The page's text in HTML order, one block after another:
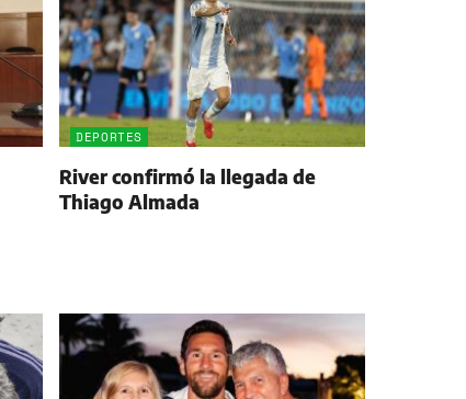
DEPORTES
River confirmó la llegada de
Thiago Almada